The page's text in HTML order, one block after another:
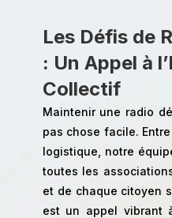
Les Défis de
: Un Appel à
Collectif
Maintenir une radio
pas chose facile.
logistique, notre
toutes les
et de chaque citoyen
est un appel vibrant